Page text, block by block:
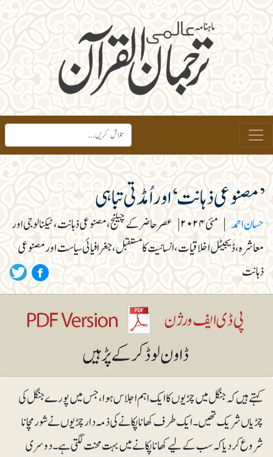
’مصنوعی ذہانت‘ اور اُمڈتی تباہی
حسان احمد | مئی ۲۰۲۴ | عصرحاضر کے چیلنج، مصنوعی ذہانت، ٹیکنالوجی اور
معاشرہ، ڈیجیٹل اخلاقیات، انسانیت کا مستقبل، جغرافیائی سیاست اور مصنوعی
ذہانت
کہتے ہیں کہ جنگل میں چڑیوں کا ایک اہم اجلاس ہوا، جس میں پورے جنگل کی
چڑیاں شریک تھیں۔ ایک طرف کھانا پکانے کی ذمہ دار چڑیوں نے شور مچانا
شروع کر دیا کہ سب کے لیے کھانا پکانے میں بہت محنت لگتی ہے۔ دوسری